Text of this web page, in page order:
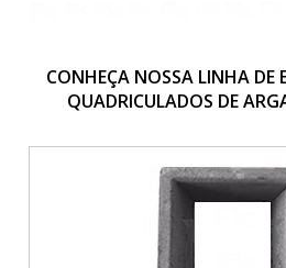
CONHEÇA NOSSA LINHA DE
QUADRICULADOS DE